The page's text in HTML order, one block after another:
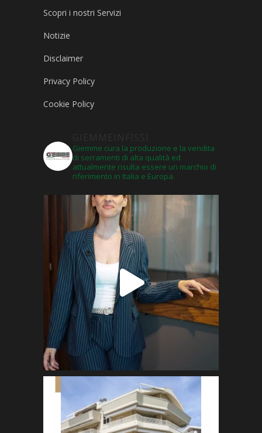
Scopri i nostri Servizi
Notizie
Disclaimer
Privacy Policy
Cookie Policy
Giemme cura la produzione e la vendita
di serramenti di alta qualità ed
attualmente risulta essere un marchio di
riferimento in Italia e Europa.